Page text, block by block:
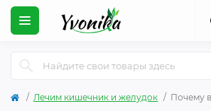
Лечим кишечник и желудок Почему